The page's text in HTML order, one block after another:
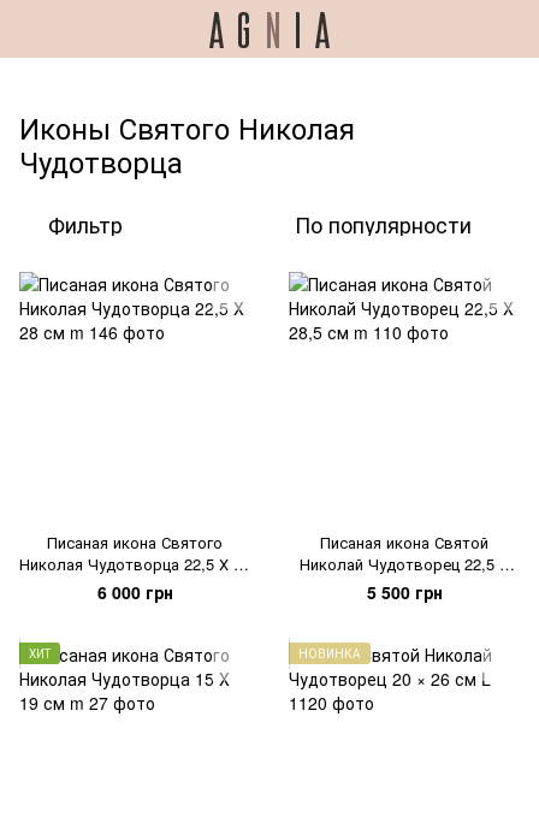
Иконы Святого Николая
Чудотворца
Фильтр По популярности
Писаная икона Святого
Николая Чудотворца 22,5 Х 28
см
6 000 грн
Писаная икона Святой
Николай Чудотворец 22,5 Х
28,5 см
5 500 грн
ХИТ НОВИНКА